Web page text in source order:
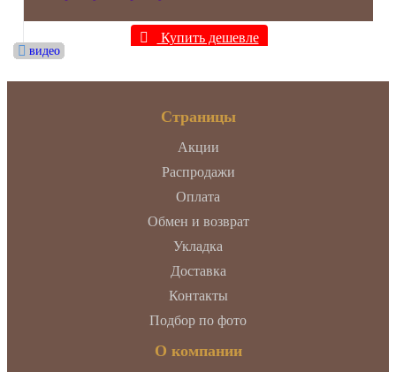
видео
видео
видео
видео
видео
видео
видео
видео
видео
видео
Купить дешевле
Страницы
Акции
Распродажи
Оплата
Обмен и возврат
Укладка
Доставка
Контакты
Подбор по фото
О компании